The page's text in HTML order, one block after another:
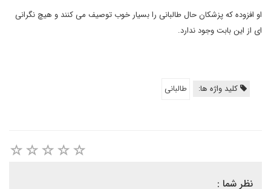
او افزوده که پزشکان حال طالبانی را بسیار خوب توصیف می کنند و هیچ نگرانی
ای از این بابت وجود ندارد.
کلید واژه ها: طالبانی
نظر شما :